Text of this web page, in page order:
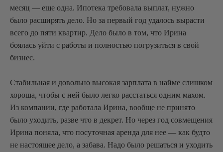
месяц — еще одна. Ипотека требовала выплат, нужно
было расширять дело. Но за первый год удалось вырасти
всего до пяти квартир. Дело было в том, что Ирина
боялась уйти с работы и полностью погрузиться в свой
бизнес.
Стабильная и довольно высокая зарплата в найме слишком
хороша, чтобы с ней было легко расстаться одним махом.
Из компании, где работала Ирина, вообще не принято
было уходить, разве что в декрет. Но через год совмещения
Ирина поняла, что посуточная аренда для нее — как будто
не настоящее дело, а забава. Надо было решаться и уходить